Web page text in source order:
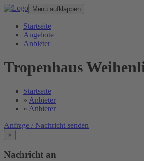
Menü aufklappen
Startseite
Angebote
Anbieter
Tropenhaus
Startseite
» Anbieter
» Anbieter
Anfrage / Nachricht senden
×
Nachricht an